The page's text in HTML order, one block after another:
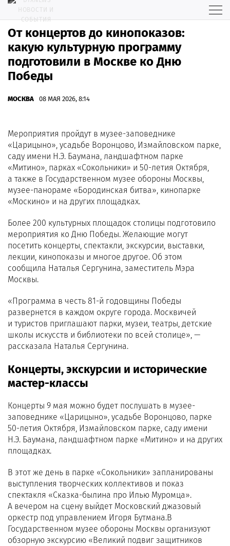
От концертов до кинопоказов:
какую культурную программу
подготовили в Москве ко Дню
Победы
МОСКВА 08 МАЯ 2026, 8:14
Мероприятия пройдут в музее-заповеднике
«Царицыно», усадьбе Воронцово, Измайловском парке,
саду имени Н.Э. Баумана, ландшафтном парке
«Митино», парках «Сокольники» и 50-летия Октября,
а также в Государственном музее обороны Москвы,
музее-панораме «Бородинская битва», кинопарке
«Москино» и на других площадках.
Более 200 культурных площадок столицы подготовило
мероприятия ко Дню Победы. Желающие могут
посетить концерты, спектакли, экскурсии, выставки,
лекции, кинопоказы и многое другое. Об этом
сообщила Наталья Сергунина, заместитель Мэра
Москвы.
«Программа в честь 81-й годовщины Победы
развернется в каждом округе города. Москвичей
и туристов приглашают парки, музеи, театры, детские
школы искусств и библиотеки по всей столице», —
рассказала Наталья Сергунина.
Концерты, экскурсии и исторические
мастер-классы
Концерты 9 мая можно будет послушать в музее-
заповеднике «Царицыно», усадьбе Воронцово, парке
50-летия Октября, Измайловском парке, саду имени
Н.Э. Баумана, ландшафтном парке «Митино» и на других
площадках.
В этот же день в парке «Сокольники» запланированы
выступления творческих коллективов и показ
спектакля «Сказка-былина про Илью Муромца».
А вечером на сцену выйдет Московский джазовый
оркестр под управлением Игоря Бутмана.В
Государственном музее обороны Москвы организуют
обзорную экскурсию «Великий подвиг защитников